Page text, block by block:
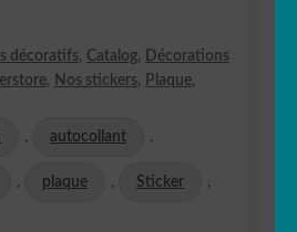
décoratifs, Catalog, Décorations
, Nos stickers, Plaque,
, autocollant ,
, plaque , Sticker ,